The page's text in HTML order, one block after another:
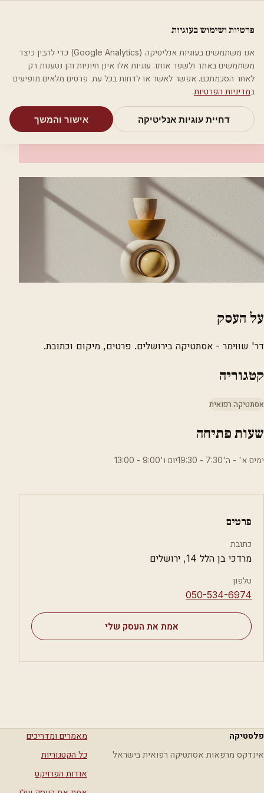
מאמריםקטגוריותחיפושאודות
בית קטגוריות אסתטיקה רפואית דר' שווימר - אסתטיקה
אסתטיקה רפואית
דר' שווימר - אסתטיקה
על העסק
דר' שווימר - אסתטיקה בירושלים. פרטים, מיקום וכתובת.
קטגוריה
אסתטיקה רפואית
שעות פתיחה
ימים א' - ה'7:30 - 19:30יום ו'9:00 - 13:00
פרטים
כתובת
מרדכי בן הלל 14, ירושלים
טלפון
⁦050-534-6974⁩
אמת את העסק שלי
פלסטיקה
אינדקס מרפאות אסתטיקה רפואית בישראל
מאמרים ומדריכים
כל הקטגוריות
אודות הפרויקט
פרטיות ושימוש בעוגיות
אנו משתמשים בעוגיות אנליטיקה (Google Analytics) כדי להבין כיצד
משתמשים באתר ולשפר אותו. עוגיות אלו אינן חיוניות והן נטענות רק
לאחר הסכמתכם. אפשר לאשר או לדחות בכל עת. פרטים מלאים מופיעים
במדיניות הפרטיות.
דחיית עוגיות אנליטיקה אישור והמשך